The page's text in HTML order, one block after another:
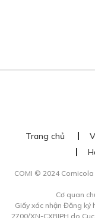
Trang chủ
COMI © 2024
Cơ quan
Giấy xác nhận Đăng
2700/XN-CXBIPH do